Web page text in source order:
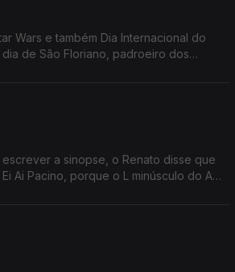
Wars e também Dia Internacional do
de São Floriano, padroeiro dos
a sinopse, o Renato disse que
Ai Pacino, porque o L minúsculo do Al